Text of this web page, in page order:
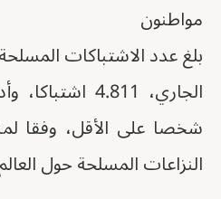
مواطنون
بلغ عدد الاشتباكات
شخصا على الأقل، وفقا
النزاعات المسلحة حول